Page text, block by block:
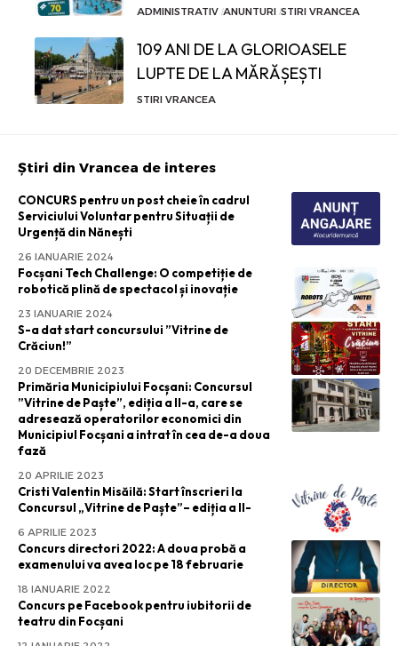
ADMINISTRATIV ANUNTURI STIRI VRANCEA
109 ANI DE LA GLORIOASELE
LUPTE DE LA MĂRĂȘEȘTI
STIRI VRANCEA
Știri din Vrancea de interes
CONCURS pentru un post cheie în cadrul
Serviciului Voluntar pentru Situații de
Urgență din Nănești
26 IANUARIE 2024
Focșani Tech Challenge: O competiție de
robotică plină de spectacol și inovație
23 IANUARIE 2024
S-a dat start concursului ”Vitrine de
Crăciun!”
20 DECEMBRIE 2023
Primăria Municipiului Focșani: Concursul
”Vitrine de Paște”, ediția a II-a, care se
adresează operatorilor economici din
Municipiul Focșani a intrat în cea de-a doua
fază
20 APRILIE 2023
Cristi Valentin Misăilă: Start înscrieri la
Concursul „Vitrine de Paște”– ediția a II-
6 APRILIE 2023
Concurs directori 2022: A doua probă a
examenului va avea loc pe 18 februarie
18 IANUARIE 2022
Concurs pe Facebook pentru iubitorii de
teatru din Focșani